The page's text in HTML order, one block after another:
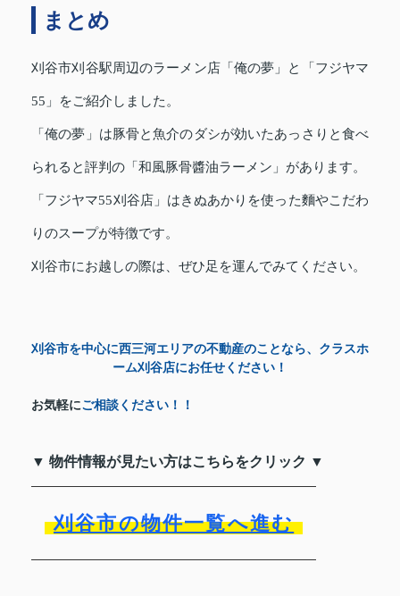
まとめ
刈谷市刈谷駅周辺のラーメン店「俺の夢」と「フジヤマ
55」をご紹介しました。
「俺の夢」は豚骨と魚介のダシが効いたあっさりと食べ
られると評判の「和風豚骨醬油ラーメン」があります。
「フジヤマ55刈谷店」はきぬあかりを使った麵やこだわ
りのスープが特徴です。
刈谷市にお越しの際は、ぜひ足を運んでみてください。
刈谷市を中心に西三河エリアの不動産のことなら、クラスホ
ーム刈谷店にお任せください！
お気軽にご相談ください！！
▼ 物件情報が見たい方はこちらをクリック ▼
刈谷市の物件一覧へ進む